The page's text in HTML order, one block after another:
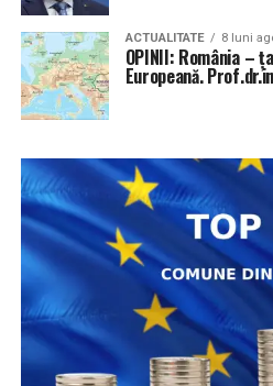
ACTUALITATE 8 luni
OPINII: România –
Europeană.